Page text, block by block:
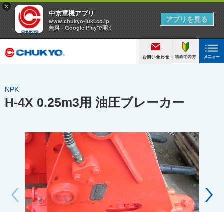
NPK
H-4X 0.25m3用 油圧ブレーカー